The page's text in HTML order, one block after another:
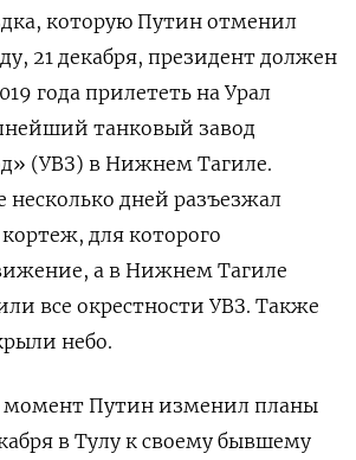
которую Путин отменил
21 декабря, президент должен
года прилететь на Урал
танковый завод
(УВЗ) в Нижнем Тагиле.
несколько дней разъезжал
для которого
а в Нижнем Тагиле
все окрестности УВЗ. Также
небо.
момент Путин изменил планы
в Тулу к своему бывшему